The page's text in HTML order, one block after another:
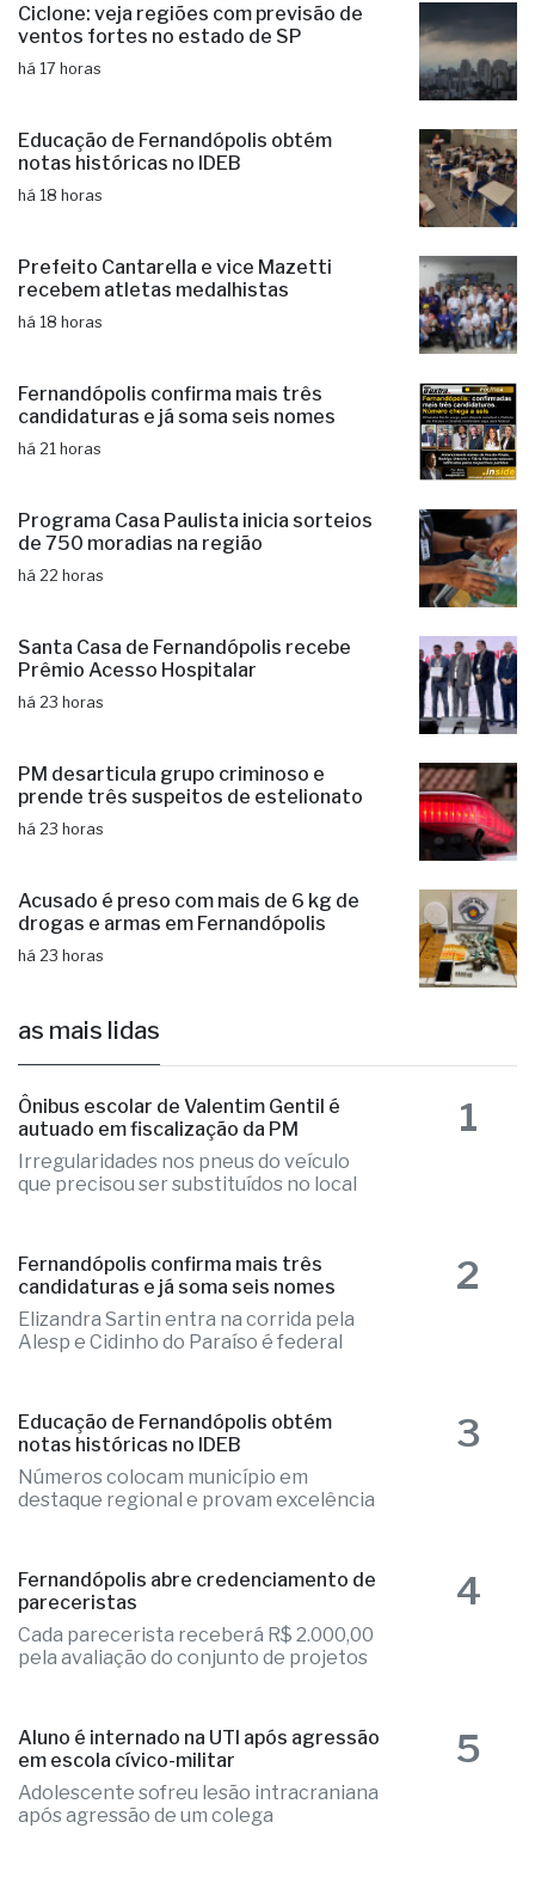
Ciclone: veja regiões com previsão de
ventos fortes no estado de SP
há 17 horas
Educação de Fernandópolis obtém
notas históricas no IDEB
há 18 horas
Prefeito Cantarella e vice Mazetti
recebem atletas medalhistas
há 18 horas
Fernandópolis confirma mais três
candidaturas e já soma seis nomes
há 21 horas
Programa Casa Paulista inicia sorteios
de 750 moradias na região
há 22 horas
Santa Casa de Fernandópolis recebe
Prêmio Acesso Hospitalar
há 23 horas
PM desarticula grupo criminoso e
prende três suspeitos de estelionato
há 23 horas
Acusado é preso com mais de 6 kg de
drogas e armas em Fernandópolis
há 23 horas
as mais lidas
Ônibus escolar de Valentim Gentil é
autuado em fiscalização da PM
Irregularidades nos pneus do veículo
que precisou ser substituídos no local
1
Fernandópolis confirma mais três
candidaturas e já soma seis nomes
Elizandra Sartin entra na corrida pela
Alesp e Cidinho do Paraíso é federal
2
Educação de Fernandópolis obtém
notas históricas no IDEB
Números colocam município em
destaque regional e provam excelência
3
Fernandópolis abre credenciamento de
pareceristas
Cada parecerista receberá R$ 2.000,00
pela avaliação do conjunto de projetos
4
Aluno é internado na UTI após agressão
em escola cívico-militar
Adolescente sofreu lesão intracraniana
após agressão de um colega
5